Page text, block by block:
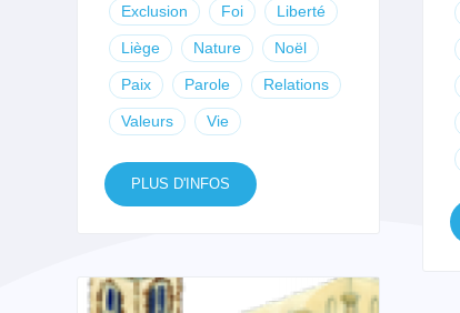
Exclusion Foi Liberté
Liège Nature Noël
Paix Parole Relations
Valeurs Vie
PLUS D'INFOS